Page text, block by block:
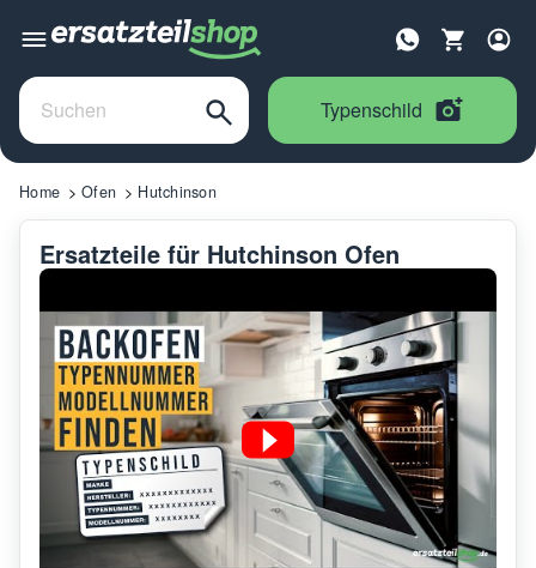
Typenschild
Home Ofen Hutchinson
Ersatzteile für Hutchinson Ofen